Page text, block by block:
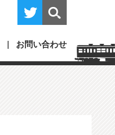
お問い合わせ